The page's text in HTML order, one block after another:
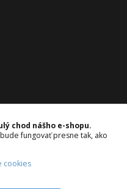
chod nášho e-shopu.
fungovať presne tak, ako
cookies